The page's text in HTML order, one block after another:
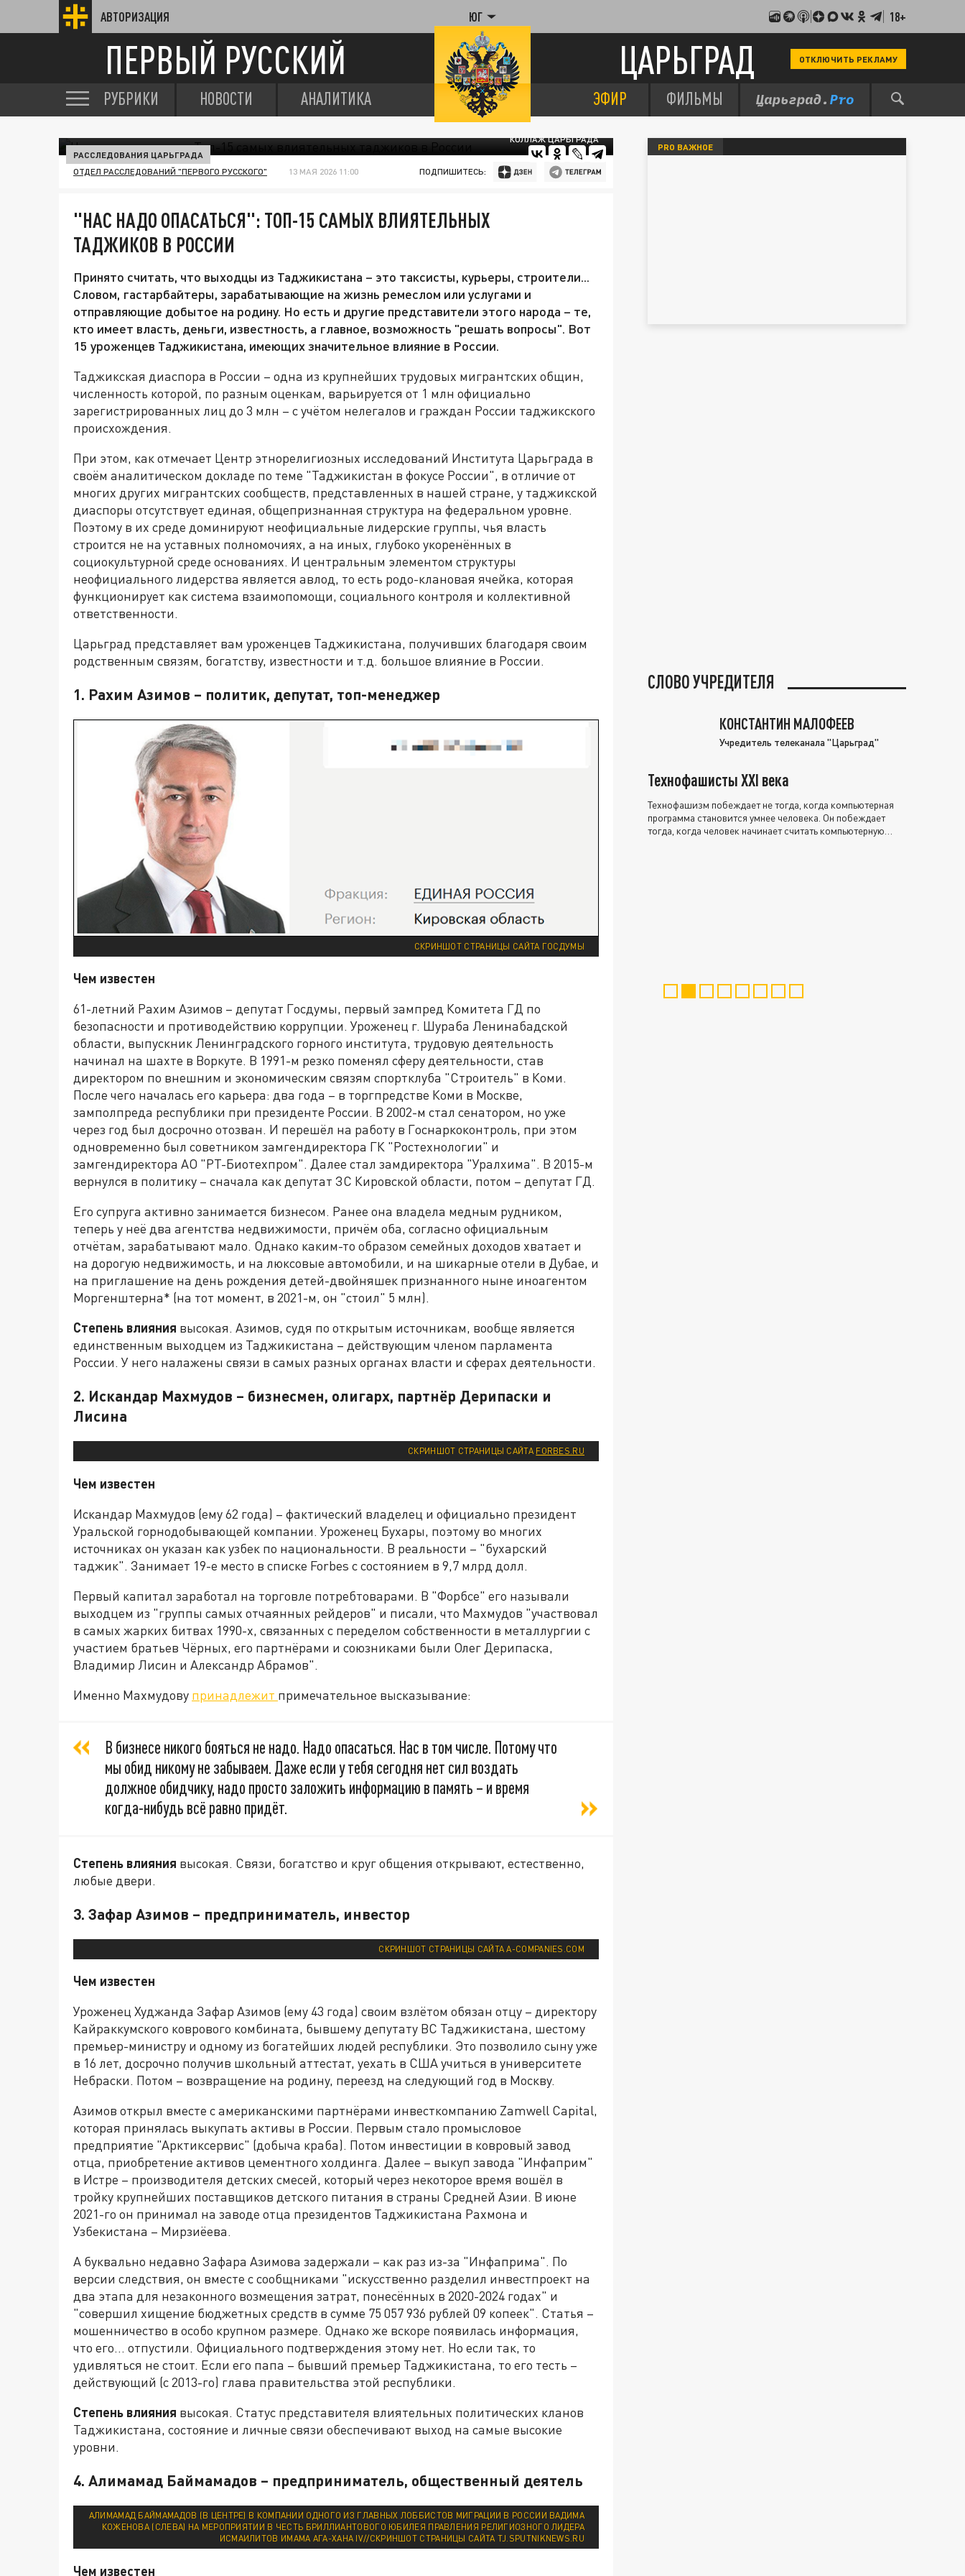
АВТОРИЗАЦИЯ ЮГ 18+
ПЕРВЫЙ РУССКИЙ ЦАРЬГРАД ОТКЛЮЧИТЬ РЕКЛАМУ
РУБРИКИ НОВОСТИ АНАЛИТИКА ЭФИР ФИЛЬМЫ
КОЛЛАЖ ЦАРЬГРАДА
РАССЛЕДОВАНИЯ ЦАРЬГРАДА
ОТДЕЛ РАССЛЕДОВАНИЙ "ПЕРВОГО РУССКОГО" 13 МАЯ 2026 11:00 ПОДПИШИТЕСЬ:
"НАС НАДО ОПАСАТЬСЯ": ТОП-15 САМЫХ ВЛИЯТЕЛЬНЫХ
ТАДЖИКОВ В РОССИИ
Принято считать, что выходцы из Таджикистана – это таксисты, курьеры, строители...
Словом, гастарбайтеры, зарабатывающие на жизнь ремеслом или услугами и
отправляющие добытое на родину. Но есть и другие представители этого народа – те,
кто имеет власть, деньги, известность, а главное, возможность "решать вопросы". Вот
15 уроженцев Таджикистана, имеющих значительное влияние в России.
Таджикская диаспора в России – одна из крупнейших трудовых мигрантских общин,
численность которой, по разным оценкам, варьируется от 1 млн официально
зарегистрированных лиц до 3 млн – с учётом нелегалов и граждан России таджикского
происхождения.
При этом, как отмечает Центр этнорелигиозных исследований Института Царьграда в
своём аналитическом докладе по теме "Таджикистан в фокусе России", в отличие от
многих других мигрантских сообществ, представленных в нашей стране, у таджикской
диаспоры отсутствует единая, общепризнанная структура на федеральном уровне.
Поэтому в их среде доминируют неофициальные лидерские группы, чья власть
строится не на уставных полномочиях, а на иных, глубоко укоренённых в
социокультурной среде основаниях. И центральным элементом структуры
неофициального лидерства является авлод, то есть родо-клановая ячейка, которая
функционирует как система взаимопомощи, социального контроля и коллективной
ответственности.
Царьград представляет вам уроженцев Таджикистана, получивших благодаря своим
родственным связям, богатству, известности и т.д. большое влияние в России.
1. Рахим Азимов – политик, депутат, топ-менеджер
СКРИНШОТ СТРАНИЦЫ САЙТА ГОСДУМЫ
Чем известен
61-летний Рахим Азимов – депутат Госдумы, первый зампред Комитета ГД по
безопасности и противодействию коррупции. Уроженец г. Шураба Ленинабадской
области, выпускник Ленинградского горного института, трудовую деятельность
начинал на шахте в Воркуте. В 1991-м резко поменял сферу деятельности, став
директором по внешним и экономическим связям спортклуба "Строитель" в Коми.
После чего началась его карьера: два года – в торгпредстве Коми в Москве,
замполпреда республики при президенте России. В 2002-м стал сенатором, но уже
через год был досрочно отозван. И перешёл на работу в Госнаркоконтроль, при этом
одновременно был советником замгендиректора ГК "Ростехнологии" и
замгендиректора АО "РТ-Биотехпром". Далее стал замдиректора "Уралхима". В 2015-м
вернулся в политику – сначала как депутат ЗС Кировской области, потом – депутат ГД.
Его супруга активно занимается бизнесом. Ранее она владела медным рудником,
теперь у неё два агентства недвижимости, причём оба, согласно официальным
отчётам, зарабатывают мало. Однако каким-то образом семейных доходов хватает и
на дорогую недвижимость, и на люксовые автомобили, и на шикарные отели в Дубае, и
на приглашение на день рождения детей-двойняшек признанного ныне иноагентом
Моргенштерна* (на тот момент, в 2021-м, он "стоил" 5 млн).
Степень влияния высокая. Азимов, судя по открытым источникам, вообще является
единственным выходцем из Таджикистана – действующим членом парламента
России. У него налажены связи в самых разных органах власти и сферах деятельности.
2. Искандар Махмудов – бизнесмен, олигарх, партнёр Дерипаски и
Лисина
СКРИНШОТ СТРАНИЦЫ САЙТА FORBES.RU
Чем известен
Искандар Махмудов (ему 62 года) – фактический владелец и официально президент
Уральской горнодобывающей компании. Уроженец Бухары, поэтому во многих
источниках он указан как узбек по национальности. В реальности – "бухарский
таджик". Занимает 19-е место в списке Forbes с состоянием в 9,7 млрд долл.
Первый капитал заработал на торговле потребтоварами. В "Форбсе" его называли
выходцем из "группы самых отчаянных рейдеров" и писали, что Махмудов "участвовал
в самых жарких битвах 1990-х, связанных с переделом собственности в металлургии с
участием братьев Чёрных, его партнёрами и союзниками были Олег Дерипаска,
Владимир Лисин и Александр Абрамов".
Именно Махмудову принадлежит примечательное высказывание:
В бизнесе никого бояться не надо. Надо опасаться. Нас в том числе. Потому что
мы обид никому не забываем. Даже если у тебя сегодня нет сил воздать
должное обидчику, надо просто заложить информацию в память – и время
когда-нибудь всё равно придёт.
Степень влияния высокая. Связи, богатство и круг общения открывают, естественно,
любые двери.
3. Зафар Азимов – предприниматель, инвестор
СКРИНШОТ СТРАНИЦЫ САЙТА A-COMPANIES.COM
Чем известен
Уроженец Худжанда Зафар Азимов (ему 43 года) своим взлётом обязан отцу – директору
Кайраккумского коврового комбината, бывшему депутату ВС Таджикистана, шестому
премьер-министру и одному из богатейших людей республики. Это позволило сыну уже
в 16 лет, досрочно получив школьный аттестат, уехать в США учиться в университете
Небраски. Потом – возвращение на родину, переезд на следующий год в Москву.
Азимов открыл вместе с американскими партнёрами инвесткомпанию Zamwell Capital,
которая принялась выкупать активы в России. Первым стало промысловое
предприятие "Арктиксервис" (добыча краба). Потом инвестиции в ковровый завод
отца, приобретение активов цементного холдинга. Далее – выкуп завода "Инфаприм"
в Истре – производителя детских смесей, который через некоторое время вошёл в
тройку крупнейших поставщиков детского питания в страны Средней Азии. В июне
2021-го он принимал на заводе отца президентов Таджикистана Рахмона и
Узбекистана – Мирзиёева.
А буквально недавно Зафара Азимова задержали – как раз из-за "Инфаприма". По
версии следствия, он вместе с сообщниками "искусственно разделил инвестпроект на
два этапа для незаконного возмещения затрат, понесённых в 2020-2024 годах" и
"совершил хищение бюджетных средств в сумме 75 057 936 рублей 09 копеек". Статья –
мошенничество в особо крупном размере. Однако же вскоре появилась информация,
что его... отпустили. Официального подтверждения этому нет. Но если так, то
удивляться не стоит. Если его папа – бывший премьер Таджикистана, то его тесть –
действующий (с 2013-го) глава правительства этой республики.
Степень влияния высокая. Статус представителя влиятельных политических кланов
Таджикистана, состояние и личные связи обеспечивают выход на самые высокие
уровни.
4. Алимамад Баймамадов – предприниматель, общественный деятель
АЛИМАМАД БАЙМАМАДОВ (В ЦЕНТРЕ) В КОМПАНИИ ОДНОГО ИЗ ГЛАВНЫХ ЛОББИСТОВ МИГРАЦИИ В РОССИИ ВАДИМА
КОЖЕНОВА (СЛЕВА) НА МЕРОПРИЯТИИ В ЧЕСТЬ БРИЛЛИАНТОВОГО ЮБИЛЕЯ ПРАВЛЕНИЯ РЕЛИГИОЗНОГО ЛИДЕРА
ИСМАИЛИТОВ ИМАМА АГА-ХАНА IV//СКРИНШОТ СТРАНИЦЫ САЙТА TJ.SPUTNIKNEWS.RU
Чем известен
PRO ВАЖНОЕ
СЛОВО УЧРЕДИТЕЛЯ
КОНСТАНТИН МАЛОФЕЕВ
Учредитель телеканала "Царьград"
Технофашисты XXI века
Технофашизм побеждает не тогда, когда компьютерная
программа становится умнее человека. Он побеждает
тогда, когда человек начинает считать компьютерную